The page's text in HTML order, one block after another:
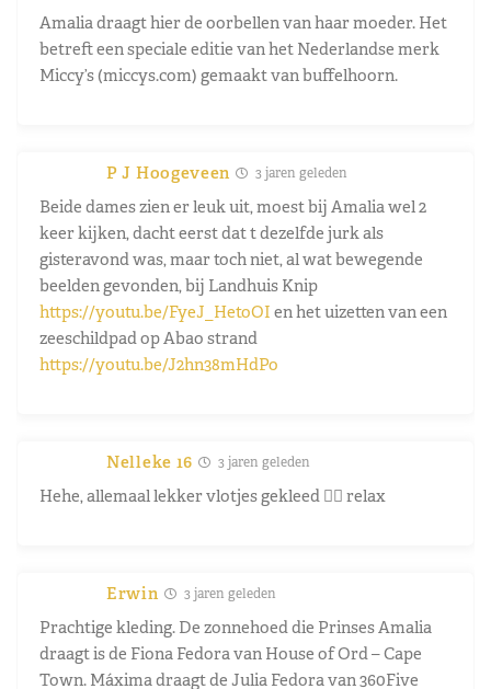
Amalia draagt hier de oorbellen van haar moeder. Het
betreft een speciale editie van het Nederlandse merk
Miccy’s (miccys.com) gemaakt van buffelhoorn.
P J Hoogeveen 3 jaren geleden
Beide dames zien er leuk uit, moest bij Amalia wel 2
keer kijken, dacht eerst dat t dezelfde jurk als
gisteravond was, maar toch niet, al wat bewegende
beelden gevonden, bij Landhuis Knip
https://youtu.be/FyeJ_HetoOI en het uizetten van een
zeeschildpad op Abao strand
https://youtu.be/J2hn38mHdPo
Nelleke 16 3 jaren geleden
Hehe, allemaal lekker vlotjes gekleed 👍🏻 relax
Erwin 3 jaren geleden
Prachtige kleding. De zonnehoed die Prinses Amalia
draagt is de Fiona Fedora van House of Ord – Cape
Town. Máxima draagt de Julia Fedora van 360Five